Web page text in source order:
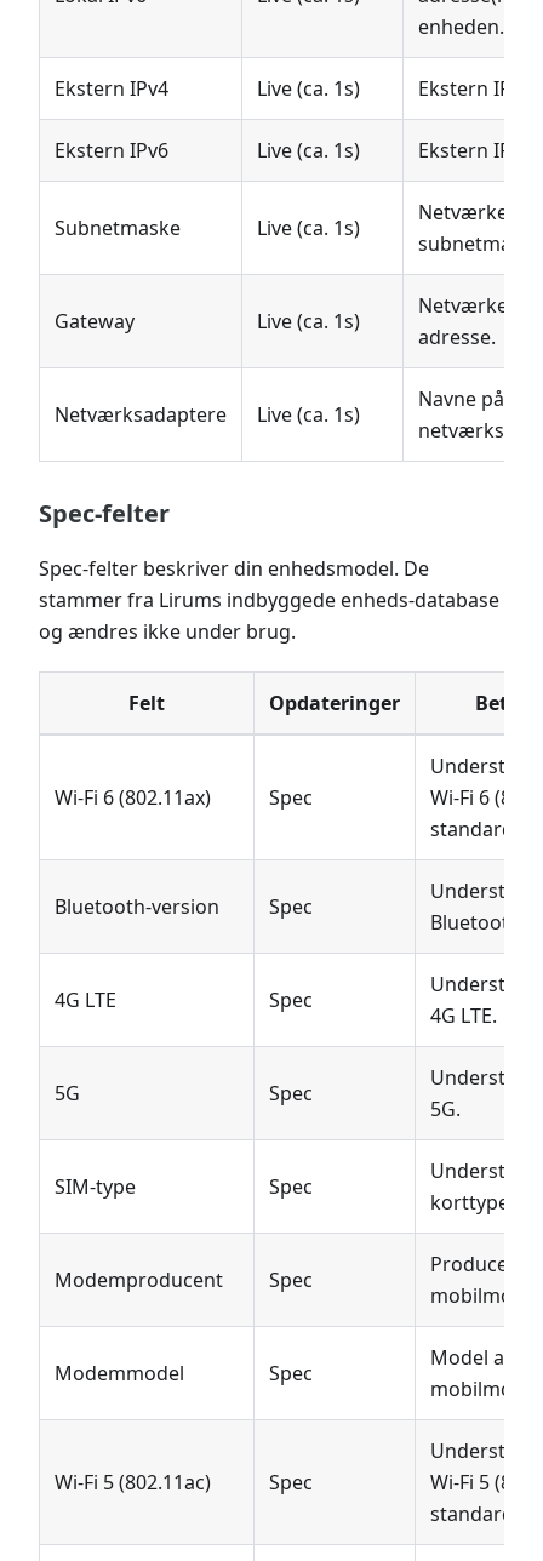
enheden.
Ekstern IPv4 Live (ca. 1s) Ekstern
Ekstern IPv6 Live (ca. 1s) Ekstern
Subnetmaske Live (ca. 1s)
Netværkets
Gateway Live (ca. 1s)
Netværkets
adresse.
Netværksadaptere Live (ca. 1s)
Navne på
Spec-felter
Spec-felter beskriver din enhedsmodel. De
stammer fra Lirums indbyggede enheds-database
og ændres ikke under brug.
Felt Opdateringer
Wi-Fi 6 (802.11ax) Spec
Wi-Fi 6
standarden.
Bluetooth-version Spec
Bluetooth-
4G LTE Spec
4G LTE.
5G Spec
5G.
SIM-type Spec
korttype.
Modemproducent Spec
Producent
Modemmodel Spec
Model af
Wi-Fi 5 (802.11ac) Spec
Wi-Fi 5
standarden.